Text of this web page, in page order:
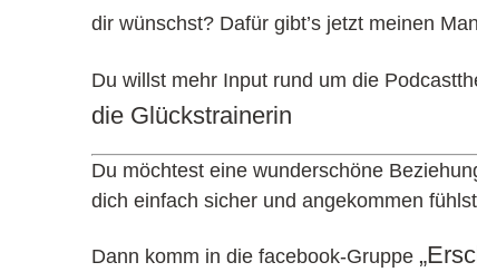
dir wünschst? Dafür gibt’s jetzt meinen
Du willst mehr Input rund um die
die Glückstrainerin
Du möchtest eine wunderschöne
dich einfach sicher und angekommen
Dann komm in die facebook-Gruppe